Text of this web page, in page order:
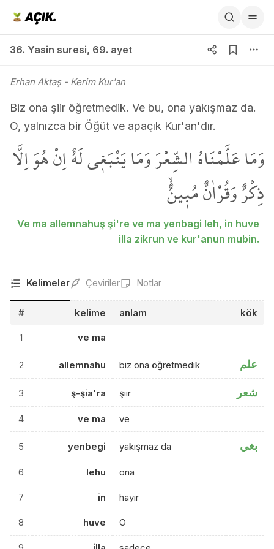
36. Yasin suresi, 69. ayet
Erhan Aktaş- Kerim Kur'an
Biz ona şiir öğretmedik. Ve bu, ona yakışmaz da.
O, yalnızca bir Öğüt ve apaçık Kur'an'dır.
وَمَا عَلَّمْنَاهُ الشِّعْرَ وَمَا يَنْبَغ۪ي لَهُۜ اِنْ هُوَ اِلَّا
ذِكْرٌ وَقُرْاٰنٌ مُب۪ينٌۙ
Ve ma allemnahuş şi're ve ma yenbagi leh, in huve
illa zikrun ve kur'anun mubin.
Kelimeler Çeviriler Notlar
# kelime anlam kök
1 ve ma
2 allemnahu biz ona öğretmedik علم
3 ş-şia'ra şiir شعر
4 ve ma ve
5 yenbegi yakışmaz da بغي
6 lehu ona
7 in hayır
8 huve O